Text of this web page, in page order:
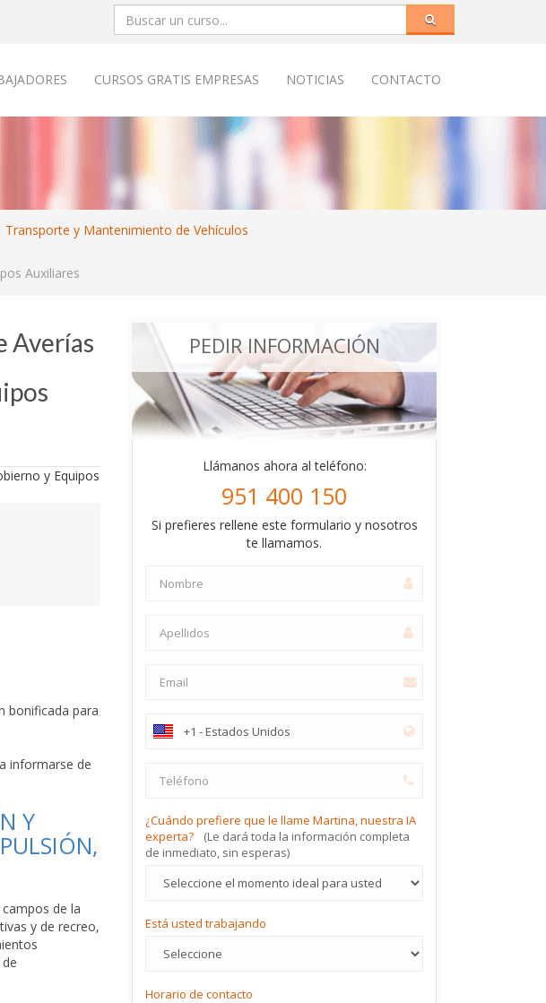
CURSOS GRATIS EMPRESAS NOTICIAS CONTACTO
Transporte y Mantenimiento de Vehículos
Auxiliares
Averías
bonificada para
informarse de
Y
de la
y de recreo,
PEDIR INFORMACIÓN
Llámanos ahora al teléfono:
951 400 150
Si prefieres rellene este formulario y nosotros
te llamamos.
¿Cuándo prefiere que le llame Martina, nuestra IA
experta?
(Le dará toda la información completa
de inmediato, sin esperas)
Está usted trabajando
Horario de contacto